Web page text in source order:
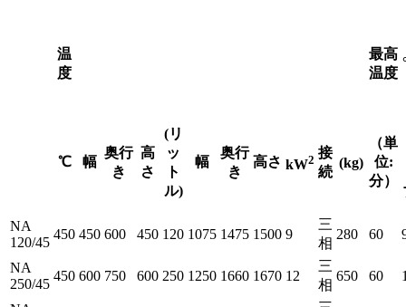
温
度
最高
温度
℃ 幅
奥行
き
高
さ
(リ
ッ
ト
ル)
幅
奥行
き
高さ kW2 接
続
(kg)
（単
位:
分）
NA
120/45
450 450 600 450 120 1075 1475 1500 9
三
相
280 60
NA
250/45
450 600 750 600 250 1250 1660 1670 12
三
相
650 60